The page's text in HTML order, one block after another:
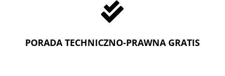

PORADA TECHNICZNO-PRAWNA GRATIS